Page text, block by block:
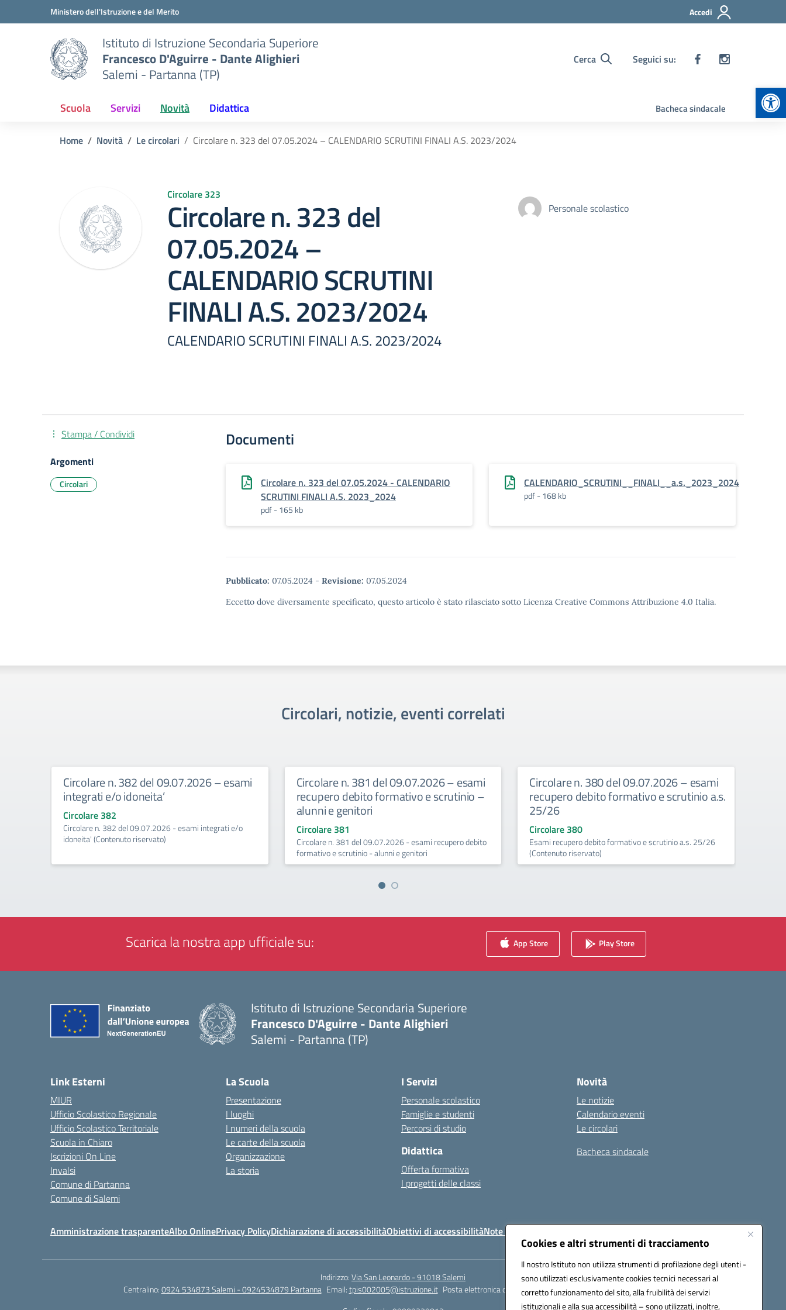
Cookies e altri strumenti di tracciamento
Il nostro Istituto non utilizza strumenti di profilazione degli utenti -
sono utilizzati esclusivamente cookies tecnici necessari al
corretto funzionamento del sito, alla fruibilità dei servizi
istituzionali e alla sua accessibilità – sono utilizzati, inoltre,
Vai ai contenuti
Vai al menu di navigazioneMinistero dell'Istruzione e del Merito Accedi
Istituto di Istruzione Secondaria Superiore
Francesco D'Aguirre - Dante Alighieri
Salemi - Partanna (TP)
Cerca Seguici su:
Scuola Servizi Novità Didattica Bacheca sindacale
Home Novità Le circolari Circolare n. 323 del 07.05.2024 – CALENDARIO SCRUTINI FINALI A.S. 2023/2024
Circolare 323
Circolare n. 323 del
07.05.2024 –
CALENDARIO SCRUTINI
FINALI A.S. 2023/2024
CALENDARIO SCRUTINI FINALI A.S. 2023/2024
Personale scolastico
Documenti
Circolare n. 323 del 07.05.2024 - CALENDARIO
SCRUTINI FINALI A.S. 2023_2024
pdf - 165 kb
CALENDARIO_SCRUTINI__FINALI__a.s._2023_2024
pdf - 168 kb
Pubblicato: 07.05.2024 - Revisione: 07.05.2024
Eccetto dove diversamente specificato, questo articolo è stato rilasciato sotto Licenza Creative Commons Attribuzione 4.0 Italia.
Stampa / Condividi
Argomenti
Circolari
Circolari, notizie, eventi correlati
Circolare n. 382 del 09.07.2026 – esami
integrati e/o idoneita’
Circolare 382
Circolare n. 382 del 09.07.2026 - esami integrati e/o
idoneita' (Contenuto riservato)
Circolare n. 381 del 09.07.2026 – esami
recupero debito formativo e scrutinio –
alunni e genitori
Circolare 381
Circolare n. 381 del 09.07.2026 - esami recupero debito
formativo e scrutinio - alunni e genitori
Circolare n. 380 del 09.07.2026 – esami
recupero debito formativo e scrutinio a.s.
25/26
Circolare 380
Esami recupero debito formativo e scrutinio a.s. 25/26
(Contenuto riservato)
Scarica la nostra app ufficiale su: App Store Play Store
Istituto di Istruzione Secondaria Superiore
Francesco D'Aguirre - Dante Alighieri
Salemi - Partanna (TP)
Link Esterni
MIUR
Ufficio Scolastico Regionale
Ufficio Scolastico Territoriale
Scuola in Chiaro
Iscrizioni On Line
Invalsi
Comune di Partanna
Comune di Salemi
La Scuola
Presentazione
I luoghi
I numeri della scuola
Le carte della scuola
Organizzazione
La storia
I Servizi
Personale scolastico
Famiglie e studenti
Percorsi di studio
Didattica
Offerta formativa
I progetti delle classi
Novità
Le notizie
Calendario eventi
Le circolari
Bacheca sindacale
Amministrazione trasparenteAlbo OnlinePrivacy PolicyDichiarazione di accessibilitàObiettivi di accessibilitàNote legali Seguici su:
Indirizzo:Via San Leonardo - 91018 Salemi
Centralino:0924 534873 Salemi - 0924534879 Partanna Email:tpis002005@istruzione.it Posta elettronica certificata (PEC):tpis002005@pec.istruzione.it